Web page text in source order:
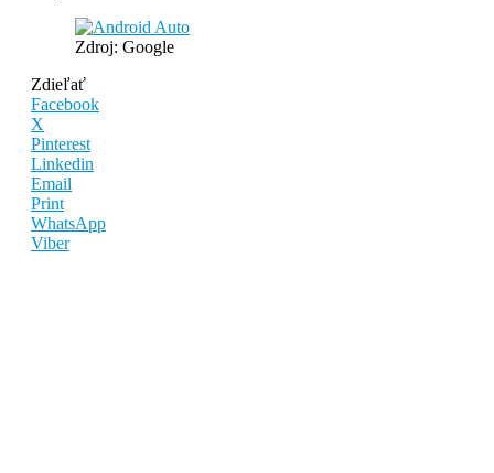
Zdroj: Google
Zdieľať
Facebook
X
Pinterest
Linkedin
Email
Print
WhatsApp
Viber